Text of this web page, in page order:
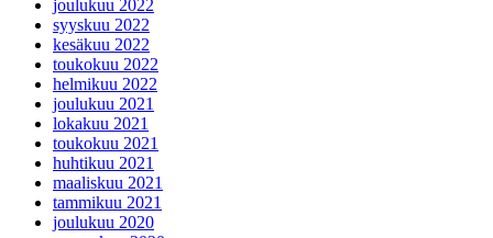
joulukuu 2022
syyskuu 2022
kesäkuu 2022
toukokuu 2022
helmikuu 2022
joulukuu 2021
lokakuu 2021
toukokuu 2021
huhtikuu 2021
maaliskuu 2021
tammikuu 2021
joulukuu 2020